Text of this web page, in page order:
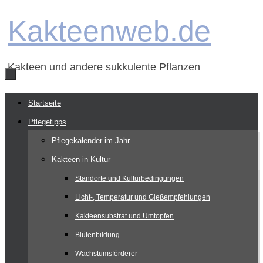
Inhalt
Kakteenweb.de
Kakteen und andere sukkulente Pflanzen
Zum
Inhalt
springen
Startseite
Pflegetipps
Pflegekalender im Jahr
Kakteen in Kultur
Standorte und Kulturbedingungen
Licht-, Temperatur und Gießempfehlungen
Kakteensubstrat und Umtopfen
Blütenbildung
Wachstumsförderer